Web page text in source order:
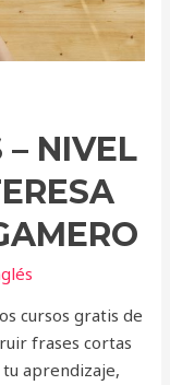
– NIVEL
cursos gratis de
frases cortas
tu aprendizaje,